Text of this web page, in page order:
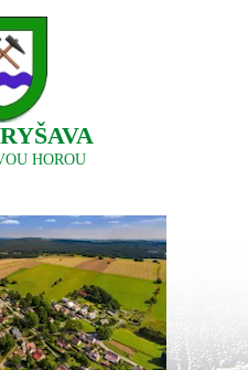
HOROU